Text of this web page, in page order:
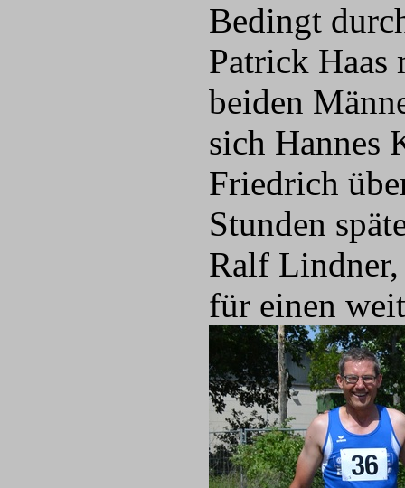
Bedingt
Patrick Haas
beiden
sich Hannes
Friedrich
Stunden
Ralf
für einen